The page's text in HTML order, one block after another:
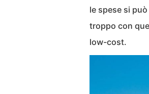
le spese si
troppo con
low-cost.